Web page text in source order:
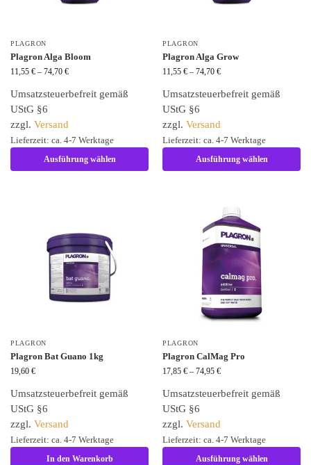
PLAGRON
Plagron Alga Bloom
11,55 € – 74,70 €
Umsatzsteuerbefreit gemäß
UStG §6
zzgl. Versand
Lieferzeit: ca. 4-7 Werktage
Ausführung wählen
PLAGRON
Plagron Alga Grow
11,55 € – 74,70 €
Umsatzsteuerbefreit gemäß
UStG §6
zzgl. Versand
Lieferzeit: ca. 4-7 Werktage
Ausführung wählen
PLAGRON
Plagron Bat Guano 1kg
19,60 €
Umsatzsteuerbefreit gemäß
UStG §6
zzgl. Versand
Lieferzeit: ca. 4-7 Werktage
In den Warenkorb
PLAGRON
Plagron CalMag Pro
17,85 € – 74,95 €
Umsatzsteuerbefreit gemäß
UStG §6
zzgl. Versand
Lieferzeit: ca. 4-7 Werktage
Ausführung wählen